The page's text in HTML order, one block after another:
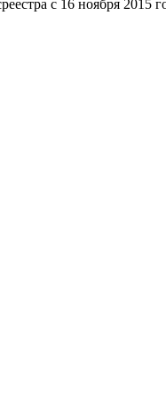
с 16 ноября 2015